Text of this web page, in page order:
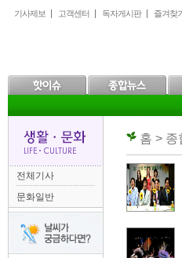
문
로
인
바
위
바
기사제보 고객센터 독자게시판 즐겨찾
전체기사
문화일반
홈 >